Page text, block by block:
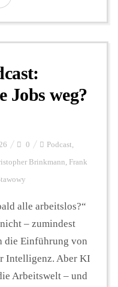
Jobs weg?
0 Podcast,
Brinkmann, Frank
alle arbeitslos?“
– zumindest
die Einführung von
Intelligenz. Aber KI
Arbeitswelt – und